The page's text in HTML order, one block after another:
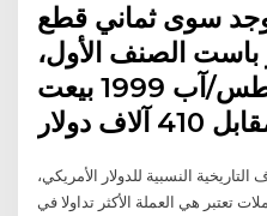
سوى ثماني قطع
الصنف الأول،
وفي شهر أغسطس/آب 1999 بيعت
النسبية للدولار الأمريكي،
تعتبر هي العملة الأكثر تداولا في